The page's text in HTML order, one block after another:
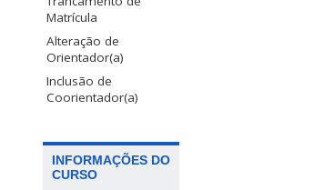
Matrícula
Alteração de
Orientador(a)
Inclusão de
Coorientador(a)
INFORMAÇÕES DO
CURSO